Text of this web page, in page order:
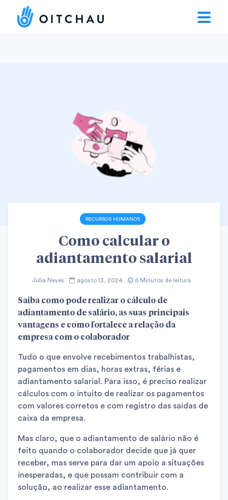
RECURSOS HUMANOS
Como calcular o
adiantamento salarial
Julia Neves agosto 13, 2024 6 Minutos de leitura
Saiba como pode realizar o cálculo de
adiantamento de salário, as suas principais
vantagens e como fortalece a relação da
empresa com o colaborador
Tudo o que envolve recebimentos trabalhistas,
pagamentos em dias, horas extras, férias e
adiantamento salarial. Para isso, é preciso realizar
cálculos com o intuito de realizar os pagamentos
com valores corretos e com registro das saídas de
caixa da empresa.
Mas claro, que o adiantamento de salário não é
feito quando o colaborador decide que já quer
receber, mas serve para dar um apoio a situações
inesperadas, e que possam contribuir com a
solução, ao realizar esse adiantamento.